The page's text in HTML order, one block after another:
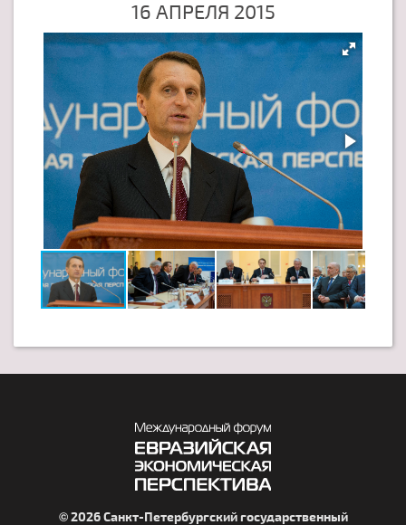
16 АПРЕЛЯ 2015
© 2026 Санкт-Петербургский государственный